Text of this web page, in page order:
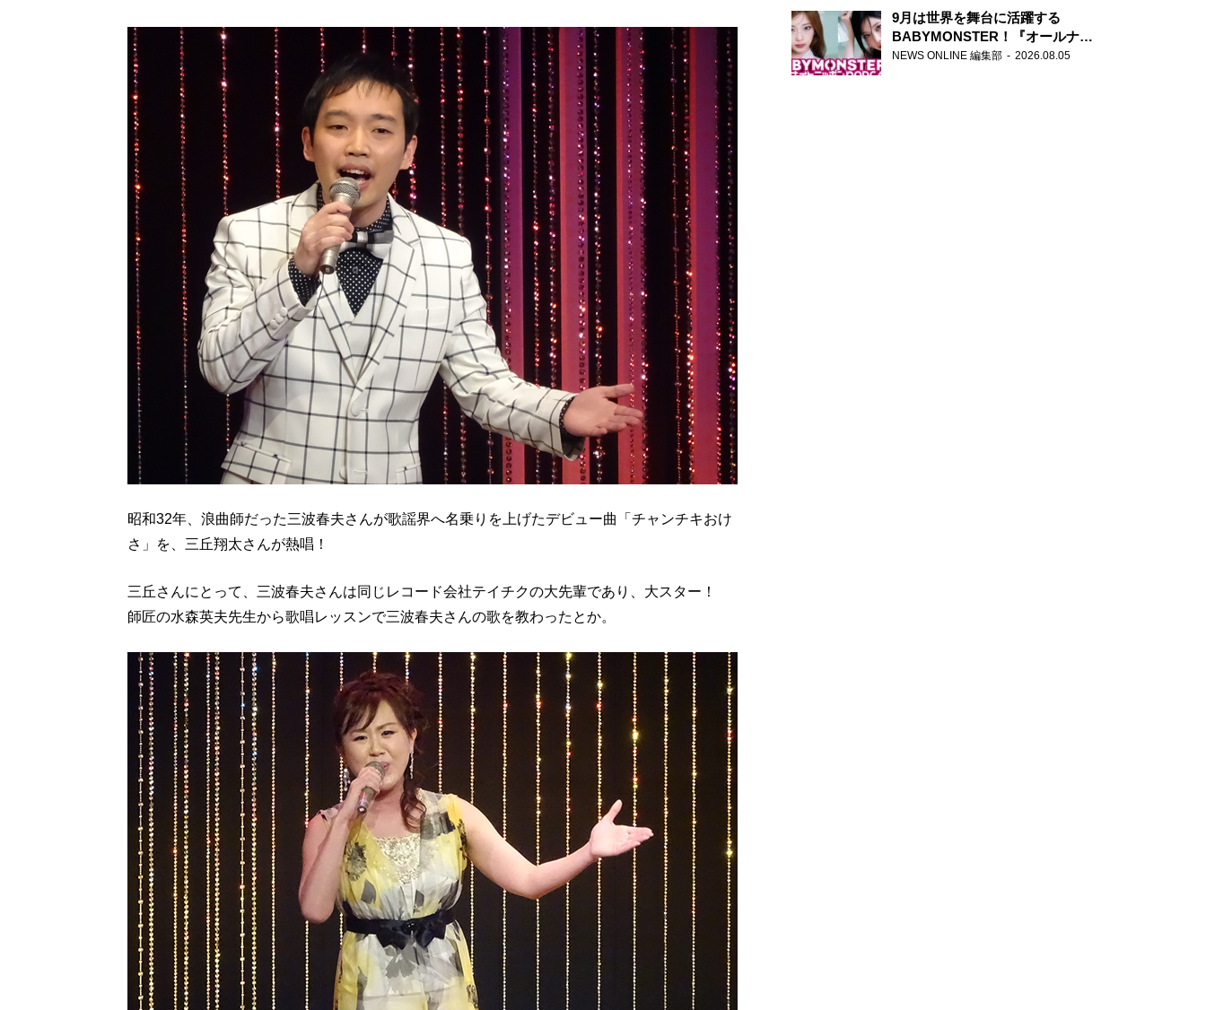
昭和32年、浪曲師だった三波春夫さんが歌謡界へ名乗りを上げたデビュー曲「チャンチキおけ
さ」を、三丘翔太さんが熱唱！
三丘さんにとって、三波春夫さんは同じレコード会社テイチクの大先輩であり、大スター！
師匠の水森英夫先生から歌唱レッスンで三波春夫さんの歌を教わったとか。
9月は世界を舞台に活躍する
BABYMONSTER！『オールナイ
トニッポンPODCAST』月替わり
NEWS ONLINE 編集部 2026.08.05